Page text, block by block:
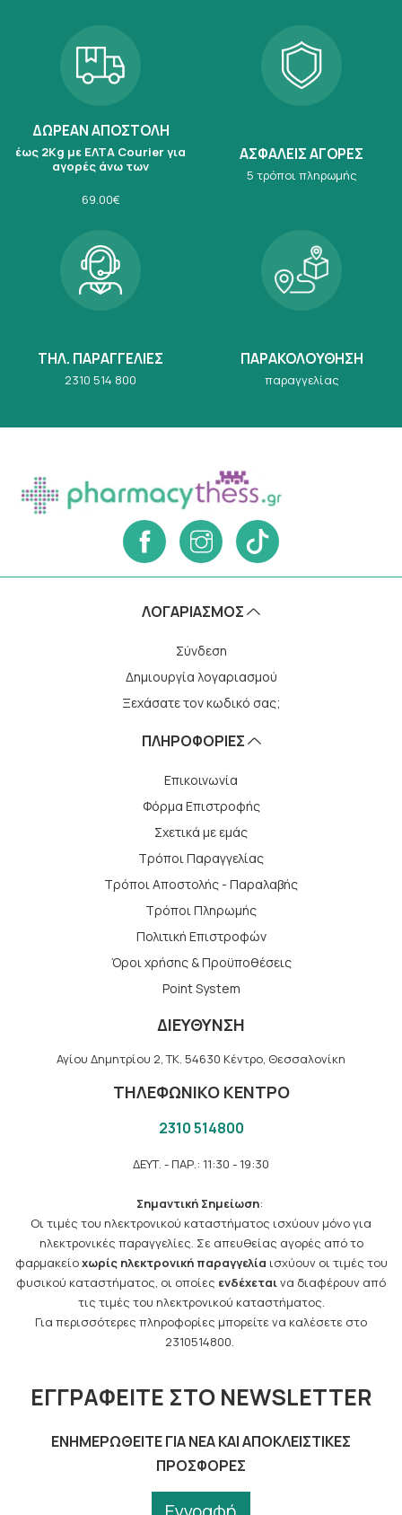
ΔΩΡΕΑΝ ΑΠΟΣΤΟΛΗ
έως 2Kg με ΕΛΤΑ Courier για
αγορές άνω των
69.00€
ΑΣΦΑΛΕΙΣ ΑΓΟΡΕΣ
5 τρόποι πληρωμής
ΤΗΛ. ΠΑΡΑΓΓΕΛΙΕΣ
2310 514 800
ΠΑΡΑΚΟΛΟΥΘΗΣΗ
παραγγελίας
ΛΟΓΑΡΙΑΣΜΌΣ
Σύνδεση
Δημιουργία λογαριασμού
Ξεχάσατε τον κωδικό σας;
ΠΛΗΡΟΦΟΡΙΕΣ
Επικοινωνία
Φόρμα Επιστροφής
Σχετικά με εμάς
Τρόποι Παραγγελίας
Τρόποι Αποστολής - Παραλαβής
Tρόποι Πληρωμής
Πολιτική Επιστροφών
Όροι χρήσης & Προϋποθέσεις
Point System
ΔΙΕΥΘΥΝΣΗ
Αγίου Δημητρίου 2, TK. 54630 Κέντρο, Θεσσαλονίκη
ΤΗΛΕΦΩΝΙΚΟ ΚΕΝΤΡΟ
2310 514800
ΔΕΥΤ. - ΠΑΡ.: 11:30 - 19:30
Σημαντική Σημείωση:
Οι τιμές του ηλεκτρονικού καταστήματος ισχύουν μόνο για
ηλεκτρονικές παραγγελίες. Σε απευθείας αγορές από το
φαρμακείοχωρίς ηλεκτρονική παραγγελία ισχύουν οι τιμές του
φυσικού καταστήματος, οι οποίες ενδέχεταινα διαφέρουν από
τις τιμές του ηλεκτρονικού καταστήματος.
Για περισσότερες πληροφορίες μπορείτε να καλέσετε στο
2310514800.
ΕΓΓΡΑΦΕΊΤΕ ΣΤΟ NEWSLETTER
ΕΝΗΜΕΡΩΘΕΊΤΕ ΓΙΑ ΝΈΑ ΚΑΙ ΑΠΟΚΛΕΙΣΤΙΚΈΣ
ΠΡΟΣΦΟΡΈΣ